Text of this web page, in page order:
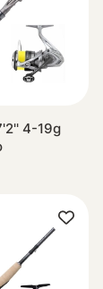
4-19g